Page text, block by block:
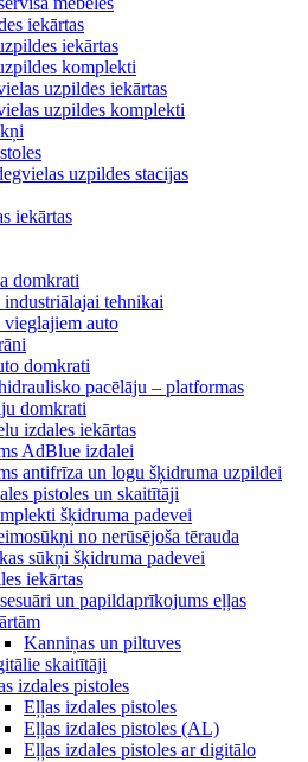
iekārtas
iekārtas
komplekti
uzpildes iekārtas
uzpildes komplekti
uzpildes stacijas
iekārtas
domkrati
tehnikai
auto
domkrati
pacēlāju – platformas
domkrati
izdales iekārtas
AdBlue izdalei
antifrīza un logu šķidruma uzpildei
pistoles un skaitītāji
šķidruma padevei
no nerūsējoša tērauda
sūkņi šķidruma padevei
iekārtas
un papildaprīkojums eļļas
Kanniņas un piltuves
skaitītāji
izdales pistoles
Eļļas izdales pistoles
Eļļas izdales pistoles (AL)
Eļļas izdales pistoles ar digitālo